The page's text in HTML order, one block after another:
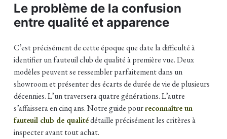
Le problème de la confusion
entre qualité et apparence
C’est précisément de cette époque que date la difficulté à
identifier un fauteuil club de qualité à première vue. Deux
modèles peuvent se ressembler parfaitement dans un
showroom et présenter des écarts de durée de vie de plusieurs
décennies. L’un traversera quatre générations. L’autre
s’affaissera en cinq ans. Notre guide pourreconnaître un
fauteuil club de qualitédétaille précisément les critères à
inspecter avant tout achat.